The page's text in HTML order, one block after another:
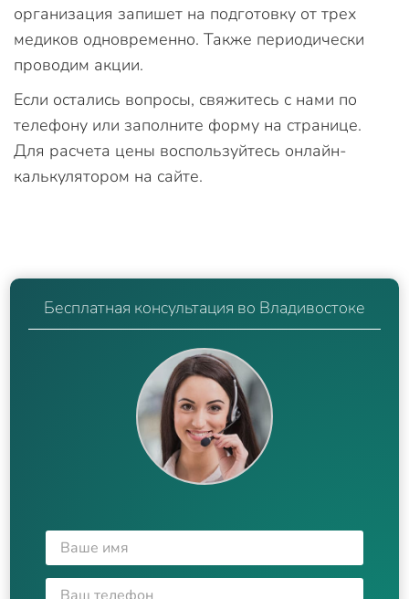
организация запишет на подготовку от трех
медиков одновременно. Также периодически
проводим акции.
Если остались вопросы, свяжитесь с нами по
телефону или заполните форму на странице.
Для расчета цены воспользуйтесь онлайн-
калькулятором на сайте.
Бесплатная консультация во Владивостоке